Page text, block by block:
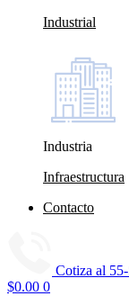
Industrial
Industria
Infraestructura
Contacto
Cotiza al
$0.00 0